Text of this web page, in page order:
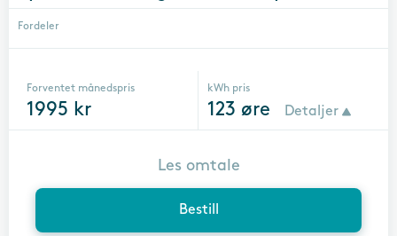
Fordeler
Forventet månedspris
1995 kr
kWh pris
123 øre Detaljer
Bestill
Les omtale